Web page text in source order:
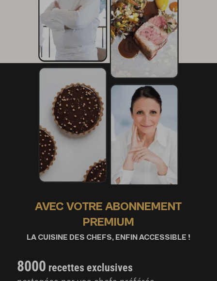
AVEC VOTRE ABONNEMENT
PREMIUM
LA CUISINE DES CHEFS, ENFIN ACCESSIBLE !
8000 recettes exclusives